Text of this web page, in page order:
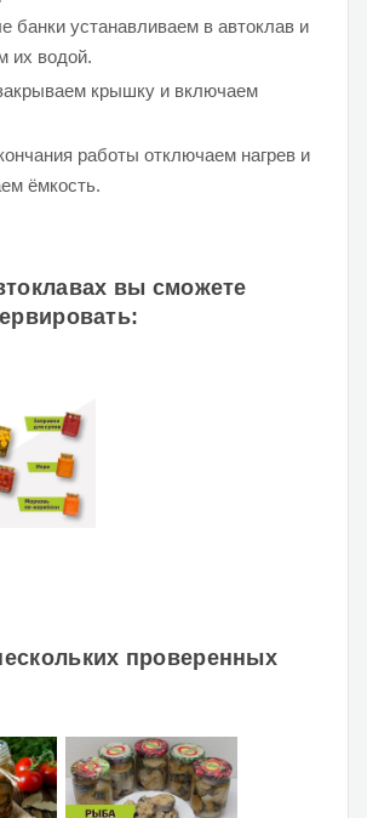
банки устанавливаем в автоклав и
их водой.
крышку и включаем
работы отключаем нагрев и
ёмкость.
вы сможете
проверенных